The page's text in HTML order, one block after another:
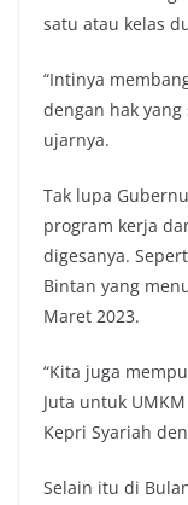
satu atau kelas
“Intinya
dengan hak
ujarnya.
Tak lupa
program kerja
digesanya.
Bintan yang
Maret 2023.
“Kita juga
Juta untuk
Kepri Syariah
Selain itu di